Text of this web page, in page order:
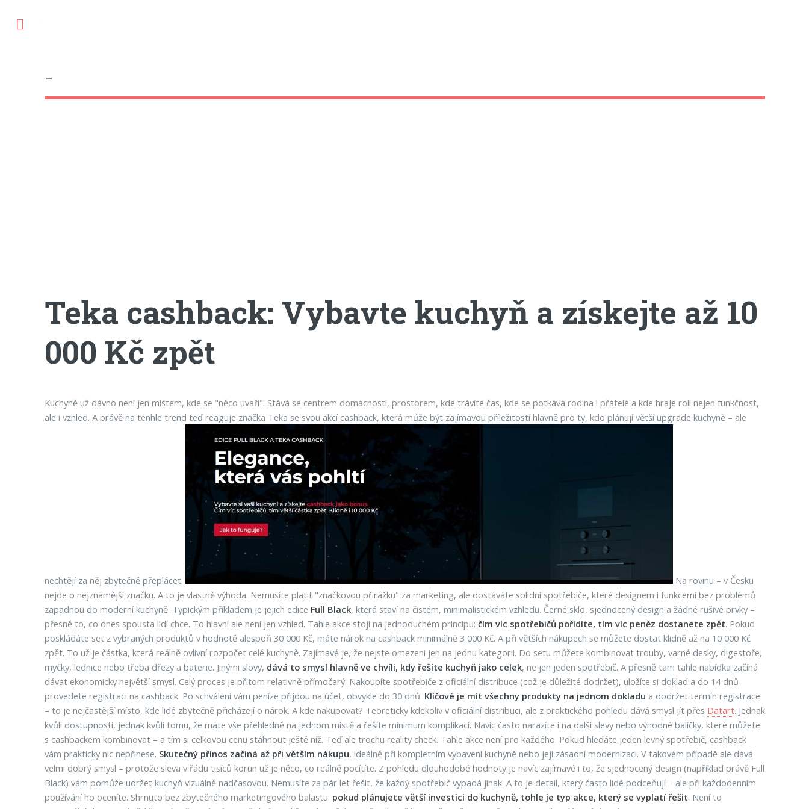
-
Teka cashback: Vybavte kuchyň a získejte až 10
000 Kč zpět
Kuchyně už dávno není jen místem, kde se "něco uvaří". Stává se centrem domácnosti, prostorem, kde trávíte čas, kde se potkává rodina i přátelé a kde hraje roli nejen funkčnost,
ale i vzhled. A právě na tenhle trend teď reaguje značka Teka se svou akcí cashback, která může být zajímavou příležitostí hlavně pro ty, kdo plánují větší upgrade kuchyně – ale
nechtějí za něj zbytečně přeplácet.
Na rovinu – v Česku
nejde o nejznámější značku. A to je vlastně výhoda. Nemusíte platit "značkovou přirážku" za marketing, ale dostáváte solidní spotřebiče, které designem i funkcemi bez problémů
zapadnou do moderní kuchyně. Typickým příkladem je jejich edice Full Black, která staví na čistém, minimalistickém vzhledu. Černé sklo, sjednocený design a žádné rušivé prvky –
přesně to, co dnes spousta lidí chce. To hlavní ale není jen vzhled. Tahle akce stojí na jednoduchém principu: čím víc spotřebičů pořídíte, tím víc peněz dostanete zpět. Pokud
poskládáte set z vybraných produktů v hodnotě alespoň 30 000 Kč, máte nárok na cashback minimálně 3 000 Kč. A při větších nákupech se můžete dostat klidně až na 10 000 Kč
zpět. To už je částka, která reálně ovlivní rozpočet celé kuchyně. Zajímavé je, že nejste omezeni jen na jednu kategorii. Do setu můžete kombinovat trouby, varné desky, digestoře,
myčky, lednice nebo třeba dřezy a baterie. Jinými slovy, dává to smysl hlavně ve chvíli, kdy řešíte kuchyň jako celek, ne jen jeden spotřebič. A přesně tam tahle nabídka začíná
dávat ekonomicky největší smysl. Celý proces je přitom relativně přímočarý. Nakoupíte spotřebiče z oficiální distribuce (což je důležité dodržet), uložíte si doklad a do 14 dnů
provedete registraci na cashback. Po schválení vám peníze přijdou na účet, obvykle do 30 dnů. Klíčové je mít všechny produkty na jednom dokladu a dodržet termín registrace
– to je nejčastější místo, kde lidé zbytečně přicházejí o nárok. A kde nakupovat? Teoreticky kdekoliv v oficiální distribuci, ale z praktického pohledu dává smysl jít přes Datart. Jednak
kvůli dostupnosti, jednak kvůli tomu, že máte vše přehledně na jednom místě a řešíte minimum komplikací. Navíc často narazíte i na další slevy nebo výhodné balíčky, které můžete
s cashbackem kombinovat – a tím si celkovou cenu stáhnout ještě níž. Teď ale trochu reality check. Tahle akce není pro každého. Pokud hledáte jeden levný spotřebič, cashback
vám prakticky nic nepřinese. Skutečný přínos začíná až při větším nákupu, ideálně při kompletním vybavení kuchyně nebo její zásadní modernizaci. V takovém případě ale dává
velmi dobrý smysl – protože sleva v řádu tisíců korun už je něco, co reálně pocítíte. Z pohledu dlouhodobé hodnoty je navíc zajímavé i to, že sjednocený design (například právě Full
Black) vám pomůže udržet kuchyň vizuálně nadčasovou. Nemusíte za pár let řešit, že každý spotřebič vypadá jinak. A to je detail, který často lidé podceňují – ale při každodenním
používání ho oceníte. Shrnuto bez zbytečného marketingového balastu: pokud plánujete větší investici do kuchyně, tohle je typ akce, který se vyplatí řešit. Není to